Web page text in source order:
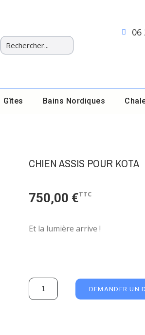
06
Gîtes Bains Nordiques
CHIEN ASSIS POUR KOTA
750,00 €TTC
Et la lumière arrive !
DEMANDER UN